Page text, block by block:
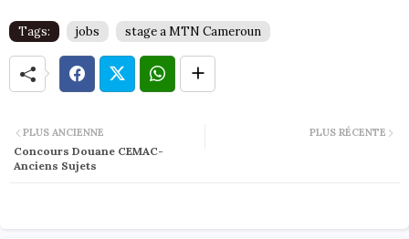
Tags: jobs stage a MTN Cameroun
PLUS RÉCENTE
PLUS ANCIENNE
Concours Douane CEMAC-
Anciens Sujets